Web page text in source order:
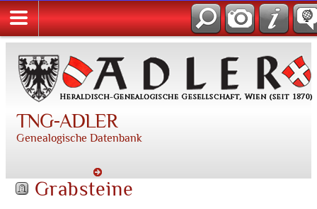
TNG-ADLER
Genealogische Datenbank
Grabsteine